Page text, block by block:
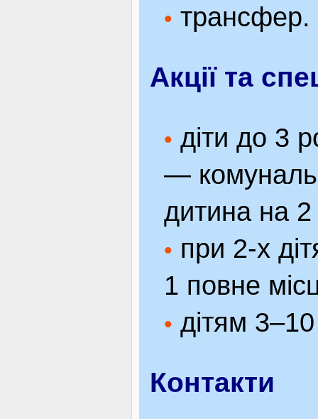
• трансфер.
Акції та
• діти до 3
—
дитина на
• при 2-х
1 повне
• дітям
Контакти